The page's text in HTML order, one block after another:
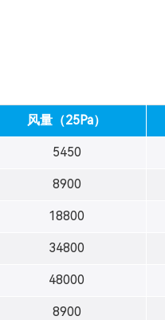
风量（25Pa）
5450
8900
18800
34800
48000
8900